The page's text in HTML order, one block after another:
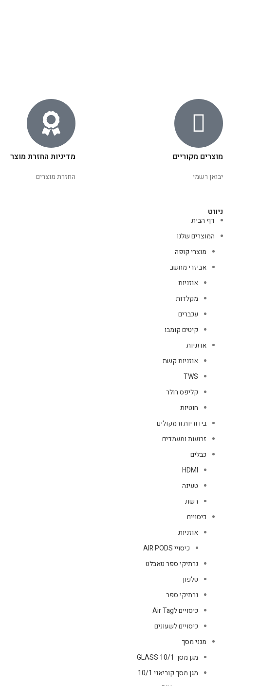
מוצרים מקוריים
יבואן רשמי
מדיניות החזרת מוצר
החזרת מוצרים
ניווט
דף הבית
המוצרים שלנו
מוצרי קופה
אביזרי מחשב
אוזניות
מקלדות
עכברים
קיטים קומבו
אוזניות
אוזניות קשת
TWS
קליפס רולר
חוטיות
בידוריות ורמקולים
זרועות ומעמדים
כבלים
HDMI
טעינה
רשת
כיסויים
אוזניות
כיסויי AIR PODS
נרתיקי ספר טאבלט
טלפון
נרתיקי ספר
כיסויים לAir Tag
כיסויים לשעונים
מגני מסך
מגן מסך GLASS 10/1
מגן מסך קוריאני 10/1